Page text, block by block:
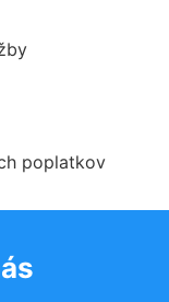
poplatkov